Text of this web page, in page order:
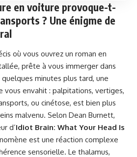
en voiture provoque-t-
? Une énigme de
où vous ouvrez un roman en
prête à vous immerger dans
minutes plus tard, une
vous envahit : palpitations, vertiges,
ou cinétose, est bien plus
malvenu. Selon Dean Burnett,
d’Idiot Brain: What Your Head Is
est une réaction complexe
sensorielle. Le thalamus,